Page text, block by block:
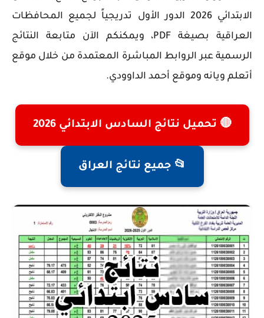
الابتدائي 2026 الدور الأول
تدريجياً لجميع المحافظات
العراقية بصيغة PDF، ويمكنكم الآن متابعة النتائج
الرسمية عبر الروابط المباشرة المعتمدة من خلال موقع
أتعلم ويانه وموقع أحمد الداوودي.
🔴 تحميل نتائج السادس الابتدائي 2026
📂 جميع نتائج العراق